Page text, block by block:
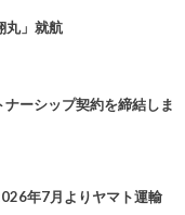
丸」就航
ーシップ契約を締結しま
年7月よりヤマト運輸